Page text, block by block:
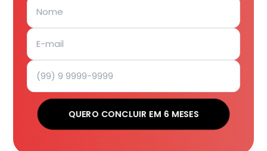
QUERO CONCLUIR EM 6 MESES